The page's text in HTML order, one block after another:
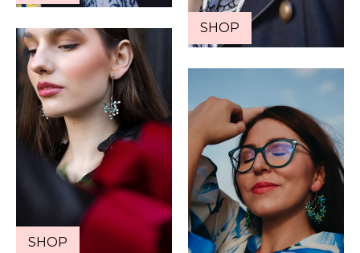
SHOP
SHOP